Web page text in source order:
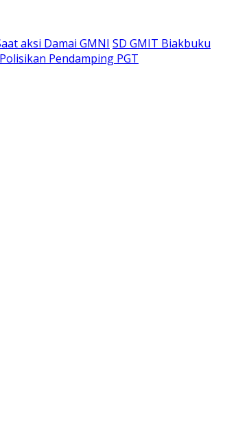
aksi Damai GMNI SD GMIT Biakbuku
Pendamping PGT